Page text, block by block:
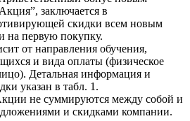
заключается в
скидки всем новым
на первую покупку.
от направления обучения,
и вида оплаты (физическое
Детальная информация и
указан в табл. 1.
не суммируются между собой и
и скидками компании.